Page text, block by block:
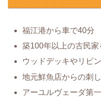
福江港から車で40分
築100年以上の古民
ウッドデッキやリビ
地元鮮魚店からの刺
アーユルヴェーダ第